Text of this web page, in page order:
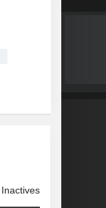
Inactives